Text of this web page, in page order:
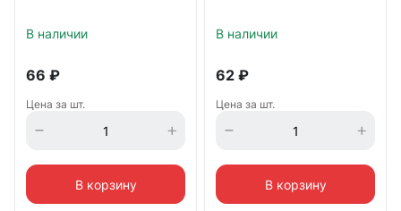
В наличии
66 ₽
Цена за шт.
В корзину
В наличии
62 ₽
Цена за шт.
В корзину